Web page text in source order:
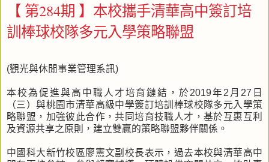
【 第284期 】本校攜手清華高中簽訂培
訓棒球校隊多元入學策略聯盟
(觀光與休閒事業管理系訊)
本校為促進與高中職人才培育鏈結，於2019年2月27日
（三）與桃園市清華高級中學簽訂培訓棒球校隊多元入學策
略聯盟，加強彼此合作，共同培育技職人才，基於互惠互利
及資源共享之原則，建立雙贏的策略聯盟夥伴關係。
中國科大新竹校區廖憲文副校長表示，過去本校與清華高中